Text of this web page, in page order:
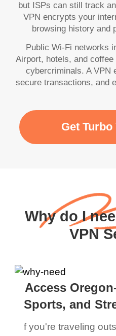
but ISPs can still track
VPN encrypts your
browsing history and
Public Wi-Fi networks
Airport, hotels, and
cybercriminals. A VPN
secure transactions, and
Get
Why do I
VPN
Access
Sports, and
f you're traveling